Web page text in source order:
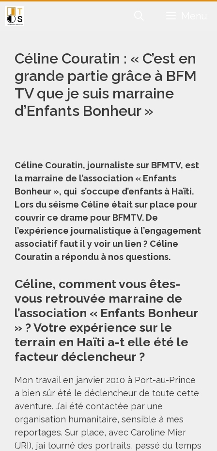
Aller
au
Céline Couratin : « C’est en
grande partie grâce à BFM
TV que je suis marraine
d’Enfants Bonheur »
Céline Couratin, journaliste sur BFMTV, est
la marraine de l’association « Enfants
Bonheur », qui s’occupe d’enfants à Haïti.
Lors du séisme Céline était sur place pour
couvrir ce drame pour BFMTV. De
l’expérience journalistique à l’engagement
associatif faut il y voir un lien ? Céline
Couratin a répondu à nos questions.
Céline, comment vous êtes-
vous retrouvée marraine de
l’association « Enfants Bonheur
» ? Votre expérience sur le
terrain en Haïti a-t elle été le
facteur déclencheur ?
Mon travail en janvier 2010 à Port-au-Prince
a bien sûr été le déclencheur de toute cette
aventure. J’ai été contactée par une
organisation humanitaire, sensible à mes
reportages. Sur place, avec Caroline Mier
(JRI), j’ai tourné des portraits, passé du temps